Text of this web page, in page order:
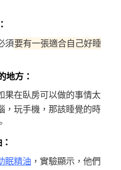
須要有一張適合自己好睡
地方：
果在臥房可以做的事情太
，玩手機，那該睡覺的時
眠精油 ，實驗顯示，他們